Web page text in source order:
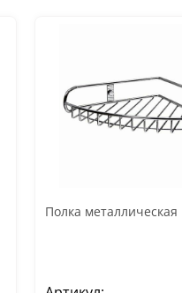
Полка металлическая